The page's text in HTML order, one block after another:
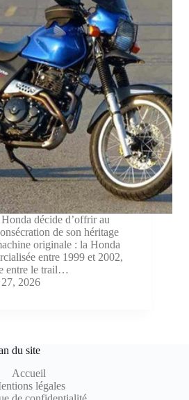
décide d’offrir au
de son héritage
originale : la Honda
entre 1999 et 2002,
entre le trail…
2026
du site
Accueil
légales